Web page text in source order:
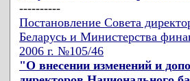
----------
Постановление Совета
Беларусь и Министерства
2006 г. №105/46
"О внесении изменений и